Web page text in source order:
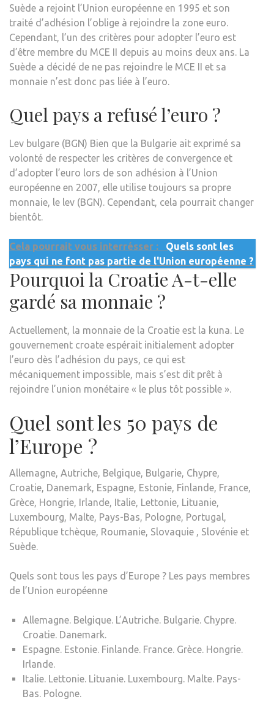
Suède a rejoint l’Union européenne en 1995 et son
traité d’adhésion l’oblige à rejoindre la zone euro.
Cependant, l’un des critères pour adopter l’euro est
d’être membre du MCE II depuis au moins deux ans. La
Suède a décidé de ne pas rejoindre le MCE II et sa
monnaie n’est donc pas liée à l’euro.
Quel pays a refusé l’euro ?
Lev bulgare (BGN) Bien que la Bulgarie ait exprimé sa
volonté de respecter les critères de convergence et
d’adopter l’euro lors de son adhésion à l’Union
européenne en 2007, elle utilise toujours sa propre
monnaie, le lev (BGN). Cependant, cela pourrait changer
bientôt.
Cela pourrait vous interrésser :
Quels sont les
pays qui ne font pas partie de l'Union européenne ?
Pourquoi la Croatie A-t-elle
gardé sa monnaie ?
Actuellement, la monnaie de la Croatie est la kuna. Le
gouvernement croate espérait initialement adopter
l’euro dès l’adhésion du pays, ce qui est
mécaniquement impossible, mais s’est dit prêt à
rejoindre l’union monétaire « le plus tôt possible ».
Quel sont les 50 pays de
l’Europe ?
Allemagne, Autriche, Belgique, Bulgarie, Chypre,
Croatie, Danemark, Espagne, Estonie, Finlande, France,
Grèce, Hongrie, Irlande, Italie, Lettonie, Lituanie,
Luxembourg, Malte, Pays-Bas, Pologne, Portugal,
République tchèque, Roumanie, Slovaquie , Slovénie et
Suède.
Quels sont tous les pays d’Europe ? Les pays membres
de l’Union européenne
Allemagne. Belgique. L’Autriche. Bulgarie. Chypre.
Croatie. Danemark.
Espagne. Estonie. Finlande. France. Grèce. Hongrie.
Irlande.
Italie. Lettonie. Lituanie. Luxembourg. Malte. Pays-
Bas. Pologne.